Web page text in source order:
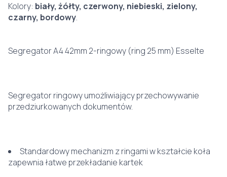
Kolory: biały, żółty, czerwony, niebieski, zielony,
czarny, bordowy.
Segregator A4 42mm 2-ringowy (ring 25 mm) Esselte
Segregator ringowy umożliwiający przechowywanie
przedziurkowanych dokumentów.
Standardowy mechanizm z ringami w kształcie koła
zapewnia łatwe przekładanie kartek